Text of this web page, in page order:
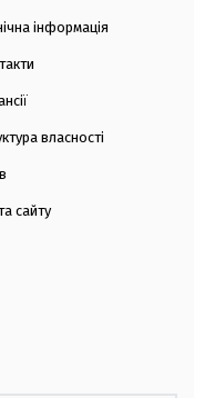
інформація
власності
сайту